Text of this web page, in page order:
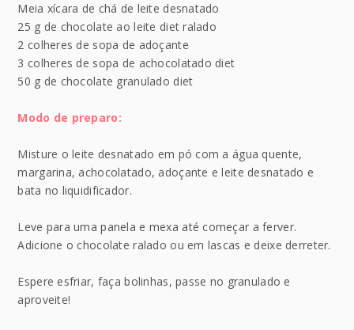
Meia xícara de chá de leite desnatado
25 g de chocolate ao leite diet ralado
2 colheres de sopa de adoçante
3 colheres de sopa de achocolatado diet
50 g de chocolate granulado diet
Modo de preparo:
Misture o leite desnatado em pó com a água quente,
margarina, achocolatado, adoçante e leite desnatado e
bata no liquidificador.
Leve para uma panela e mexa até começar a ferver.
Adicione o chocolate ralado ou em lascas e deixe derreter.
Espere esfriar, faça bolinhas, passe no granulado e
aproveite!